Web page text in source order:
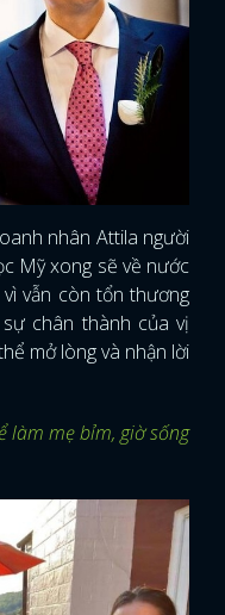
nhân Attila người
Mỹ xong sẽ về nước
vẫn còn tổn thương
chân thành của vị
mở lòng và nhận lời
làm mẹ bỉm, giờ sống